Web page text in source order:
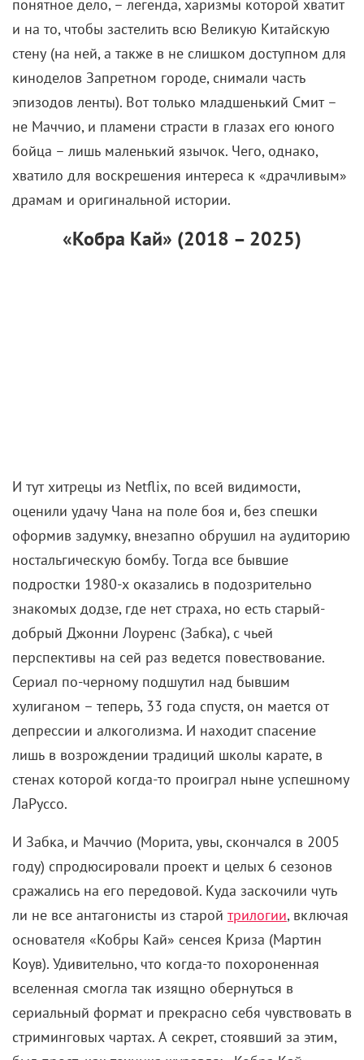
киноделов Запретном городе, снимали часть
эпизодов ленты). Вот только младшенький Смит –
не Маччио, и пламени страсти в глазах его юного
бойца – лишь маленький язычок. Чего, однако,
хватило для воскрешения интереса к «драчливым»
драмам и оригинальной истории.
«Кобра Кай» (2018 – 2025)
ностальгическую бомбу. Тогда все бывшие
подростки 1980-х оказались в подозрительно
знакомых додзе, где нет страха, но есть старый-
добрый Джонни Лоуренс (Забка), с чьей
перспективы на сей раз ведется повествование.
Сериал по-черному подшутил над бывшим
хулиганом – теперь, 33 года спустя, он мается от
депрессии и алкоголизма. И находит спасение
лишь в возрождении традиций школы карате, в
стенах которой когда-то проиграл ныне успешному
ЛаРуссо.
И Забка, и Маччио (Морита, увы, скончался в 2005
году) спродюсировали проект и целых 6 сезонов
ли не все антагонисты из старойтрилогии, включая
основателя «Кобры Кай» сенсея Криза (Мартин
Коув). Удивительно, что когда-то похороненная
вселенная смогла так изящно обернуться в
сериальный формат и прекрасно себя чувствовать в
стриминговых чартах. А секрет, стоявший за этим,
был прост, как техника журавля: «Кобра Кай» –
прежде всего крепкая комедия о вражде двух
упрямцев, а потом уже драма о высокопарных